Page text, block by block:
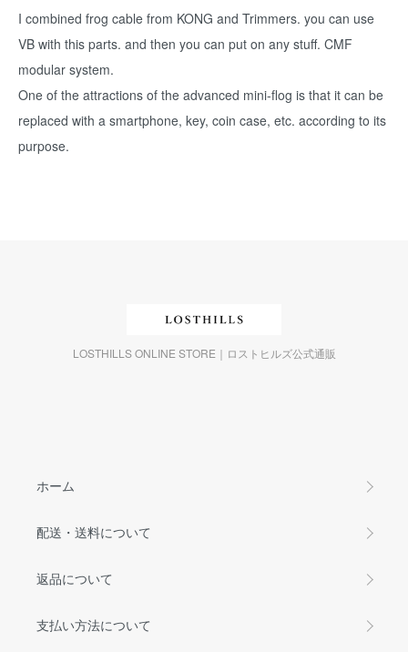
I combined frog cable from KONG and Trimmers. you can use
VB with this parts. and then you can put on any stuff. CMF
modular system.
One of the attractions of the advanced mini-flog is that it can be
replaced with a smartphone, key, coin case, etc. according to its
purpose.
LOSTHILLS ONLINE STORE｜ロストヒルズ公式通販
ホーム
配送・送料について
返品について
支払い方法について